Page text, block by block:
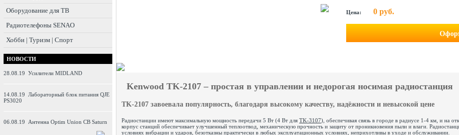
Оборудование для ТВ
Радиотелефоны SENAO
Хобби | Туризм | Спорт
НОВОСТИ
28.08.19 Усилители MIDLAND
14.08.19 Лабораторный блок питания QJE
PS3020
06.08.19 Антенна Optim Union CB Saturn
Цена: 0 руб.
Kenwood TK-2107 – простая в управлении и недорогая носимая радиостанция
TK-2107 завоевала популярность, благодаря высокому качеству, надёжности и невысокой цене
Радиостанции имеют максимальную мощность передачи 5 Вт (4 Вт для TK-3107), обеспечивая связь в городе в радиусе 1-4 км, и на
корпус станций обеспечивает улучшенный теплоотвод, механическую прочность и защиту от проникновения пыли и влаги.
условиях вибрации и ударов, безотказны практически в любых эксплуатационных условиях, неприхотливы в уходе и обслуживании.